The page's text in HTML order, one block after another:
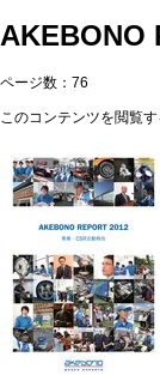
AKEBONO
ページ数：76
このコンテンツを閲覧